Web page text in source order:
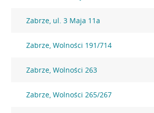
Zabrze, ul. 3 Maja 11a
Zabrze, Wolności 191/714
Zabrze, Wolności 263
Zabrze, Wolności 265/267